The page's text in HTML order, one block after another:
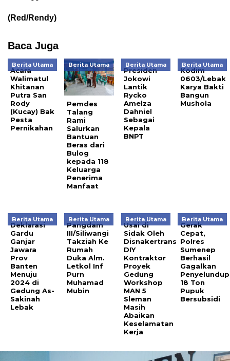
(Red/Rendy)
Baca Juga
Berita Utama
Acara
Walimatul
Khitanan
Putra San
Rody
(Kucay) Bak
Pesta
Pernikahan
Berita Utama
Pemdes
Talang
Rami
Salurkan
Bantuan
Beras dari
Bulog
kepada 118
Keluarga
Penerima
Manfaat
Berita Utama
Presiden
Jokowi
Lantik
Rycko
Amelza
Dahniel
Sebagai
Kepala
BNPT
Berita Utama
Kodim
0603/Lebak
Karya Bakti
Bangun
Mushola
Berita Utama
Deklarasi
Gardu
Ganjar
Jawara
Prov
Banten
Menuju
2024 di
Gedung As-
Sakinah
Lebak
Berita Utama
Pangdam
III/Siliwangi
Takziah Ke
Rumah
Duka Alm.
Letkol Inf
Purn
Muhamad
Mubin
Berita Utama
Usai di
Sidak Oleh
Disnakertrans
DIY
Kontraktor
Proyek
Gedung
Workshop
MAN 5
Sleman
Masih
Abaikan
Keselamatan
Kerja
Berita Utama
Gerak
Cepat,
Polres
Sumenep
Berhasil
Gagalkan
18 Ton
Pupuk
Bersubsidi